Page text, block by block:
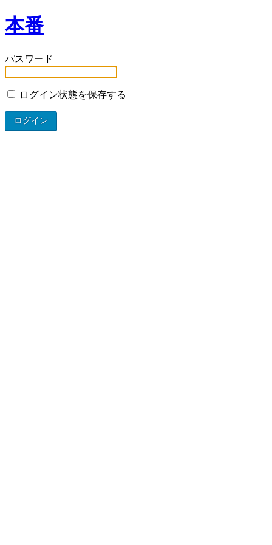
本番
パスワード
ログイン状態を保存する